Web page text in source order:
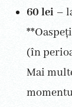
60 lei –
(în
Mai